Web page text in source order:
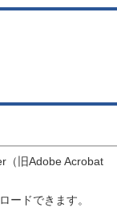
（旧Adobe Acrobat
ードできます。